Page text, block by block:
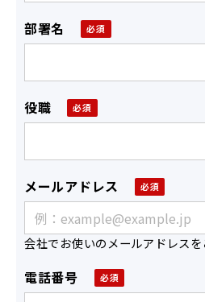
部署名
役職
メールアドレス
会社でお使いのメールアドレスを
電話番号